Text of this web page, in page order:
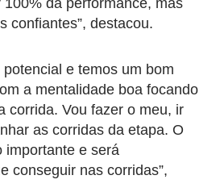
confiantes”, destacou.
e temos um bom
a mentalidade boa focando
corrida. Vou fazer o meu, ir
as corridas da etapa. O
importante e será
conseguir nas corridas”,